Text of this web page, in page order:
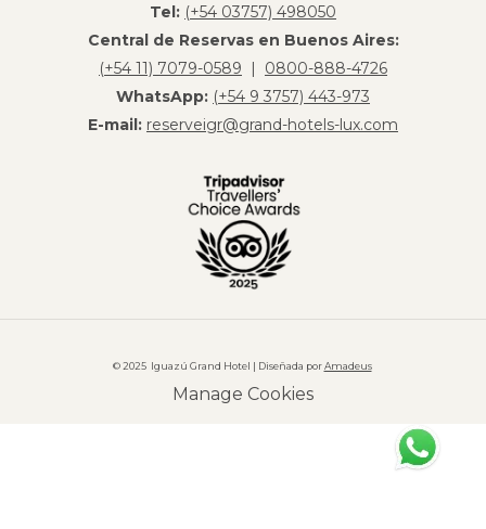
Tel: (+54 03757) 498050
Central de Reservas en Buenos Aires:
(+54 11) 7079-0589 | 0800-888-4726
WhatsApp: (+54 9 3757) 443-973
E-mail: reserveigr@grand-hotels-lux.com
© 2025 Iguazú Grand Hotel | Diseñada porAmadeus
Manage Cookies